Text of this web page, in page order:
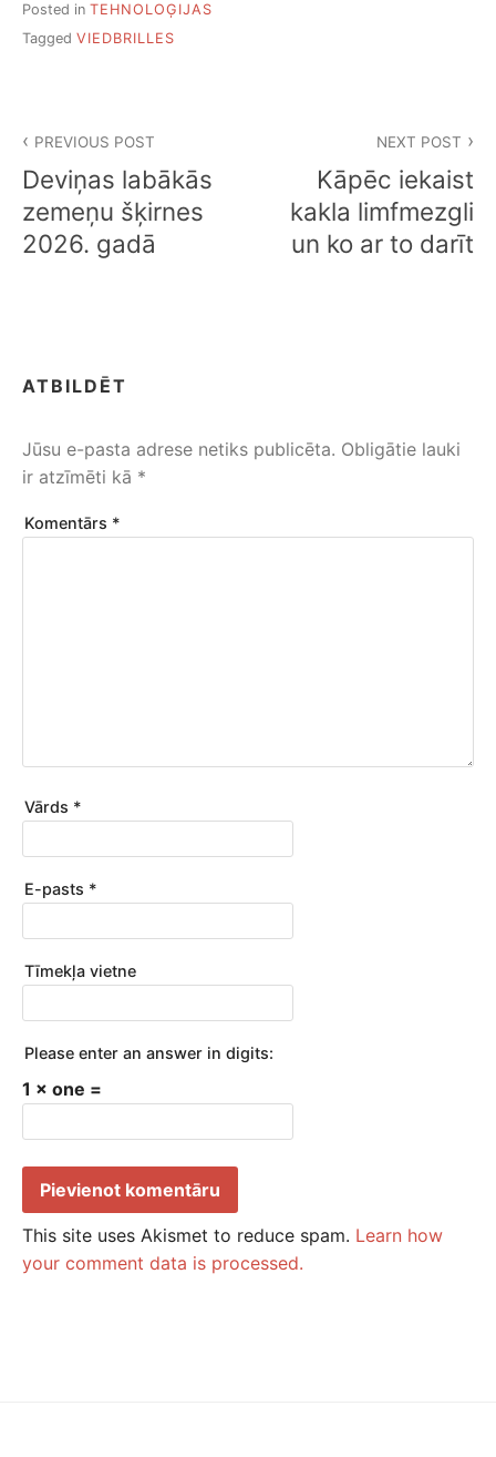
Posted in TEHNOLOĢIJAS
Tagged VIEDBRILLES
izvēlne
PREVIOUS POST
Deviņas labākās
zemeņu šķirnes
2026. gadā
NEXT POST
Kāpēc iekaist
kakla limfmezgli
un ko ar to darīt
ATBILDĒT
Jūsu e-pasta adrese netiks publicēta. Obligātie lauki
ir atzīmēti kā *
Komentārs *
Vārds *
E-pasts *
Tīmekļa vietne
Please enter an answer in digits:
1 × one =
This site uses Akismet to reduce spam. Learn how
your comment data is processed.